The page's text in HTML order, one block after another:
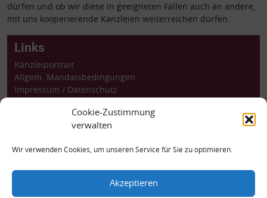
Cookie-Zustimmung
verwalten
Wir verwenden Cookies, um unseren Service für Sie zu optimieren.
Akzeptieren
dürfen und ob wir diese in geeigneten Fällen auch an andere,
mit uns kooperierende Kanzleien weiterreichen dürfen.
Links
Kontakt
Kanzleiportrait
Allgem. Mandatsbedingungen
Impressum / Datenschutz
Rechtsprechung
kanzlei.intern
Katharinenstraße 18, 10711 Berlin